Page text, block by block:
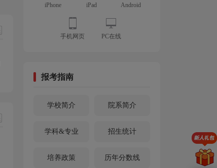
iPhone iPad Android
手机网页 PC在线
报考指南
学校简介 院系简介
学科&专业 招生统计
培养政策 历年分数线